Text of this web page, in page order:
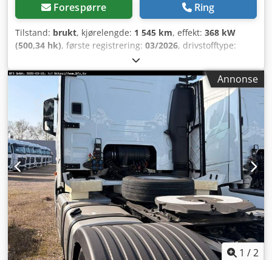
Forespørre Ring
Tilstand: brukt, kjørelengde: 1 545 km, effekt: 368 kW
(500,34 hk), første registrering: 03/2026, drivstofftype:
, akselkonfigurasjon:
girtype:automatisk, utslippsklasse:Euro 6, Utstyr:ABS,
aircondition, elektronisk stabilitetsprogram (ESP),
parkeringsvarmer
Annonse
1 /2